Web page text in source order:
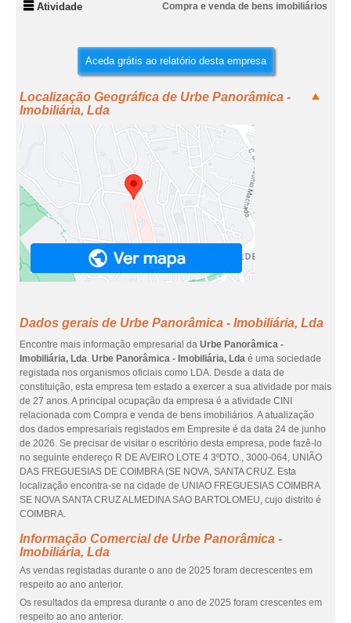
Atividade Compra e venda de bens imobiliários
Aceda grátis ao relatório desta empresa
Localização Geográfica de Urbe Panorâmica -
Imobiliária, Lda
Dados gerais de Urbe Panorâmica - Imobiliária, Lda
Encontre mais informação empresarial da Urbe Panorâmica -
Imobiliária, Lda. Urbe Panorâmica - Imobiliária, Lda é uma sociedade
registada nos organismos oficiais como LDA. Desde a data de
constituição, esta empresa tem estado a exercer a sua atividade por mais
de 27 anos. A principal ocupação da empresa é a atividade CINI
relacionada com Compra e venda de bens imobiliários. A atualização
dos dados empresariais registados em Empresite é da data 24 de junho
de 2026. Se precisar de visitar o escritório desta empresa, pode fazê-lo
no seguinte endereço R DE AVEIRO LOTE 4 3ºDTO., 3000-064, UNIÃO
DAS FREGUESIAS DE COIMBRA (SE NOVA, SANTA CRUZ. Esta
localização encontra-se na cidade de UNIAO FREGUESIAS COIMBRA
SE NOVA SANTA CRUZ ALMEDINA SAO BARTOLOMEU, cujo distrito é
COIMBRA.
Informação Comercial de Urbe Panorâmica -
Imobiliária, Lda
As vendas registadas durante o ano de 2025 foram decrescentes em
respeito ao ano anterior.
Os resultados da empresa durante o ano de 2025 foram crescentes em
respeito ao ano anterior.